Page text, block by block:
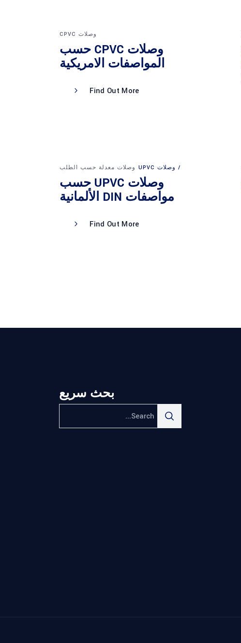
وصلات CPVC
وصلات CPVC حسب
المواصفات الامريكية
Find Out More
وصلات UPVC وصلات معدلة حسب الطلب
وصلات UPVC حسب
مواصفات DIN الألمانية
Find Out More
بحث سريع